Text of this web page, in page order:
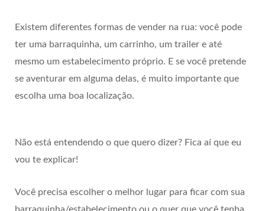
Existem diferentes formas de vender na rua: você pode
ter uma barraquinha, um carrinho, um trailer e até
mesmo um estabelecimento próprio. E se você pretende
se aventurar em alguma delas, é muito importante que
escolha uma boa localização.
Não está entendendo o que quero dizer? Fica aí que eu
vou te explicar!
Você precisa escolher o melhor lugar para ficar com sua
barraquinha/estabelecimento ou o quer que você tenha